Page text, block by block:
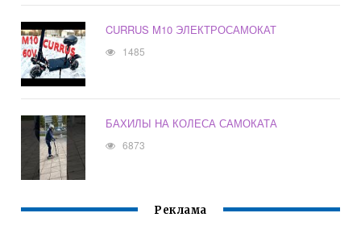
CURRUS M10 ЭЛЕКТРОСАМОКАТ
1485
БАХИЛЫ НА КОЛЕСА САМОКАТА
6873
Реклама